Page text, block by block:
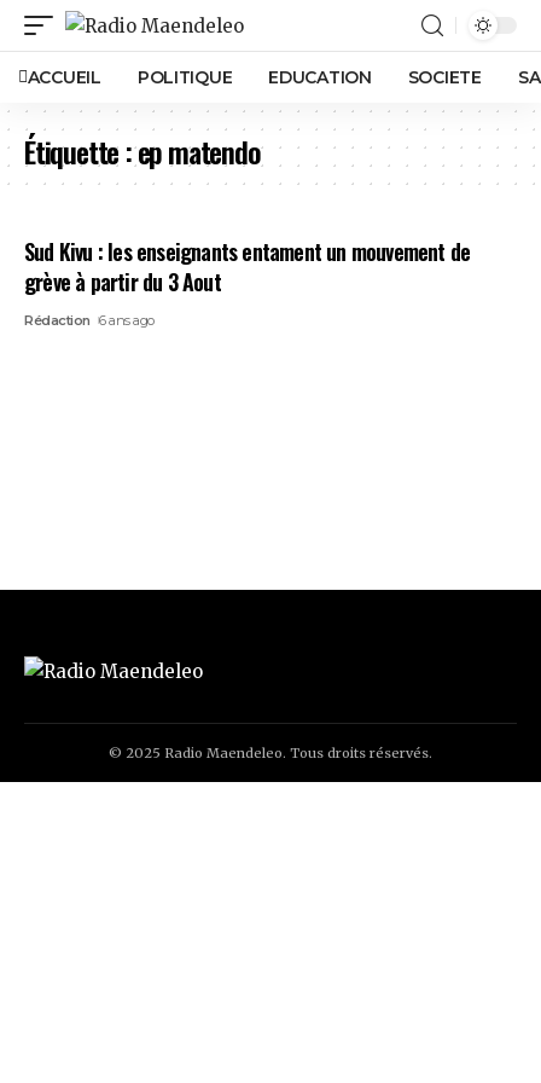
ACCUEIL POLITIQUE EDUCATION SOCIETE
Étiquette :ep matendo
Sud Kivu : les enseignants entament un mouvement de
grève à partir du 3 Aout
Rédaction 6 ans ago
© 2025 Radio Maendeleo. Tous droits réservés.